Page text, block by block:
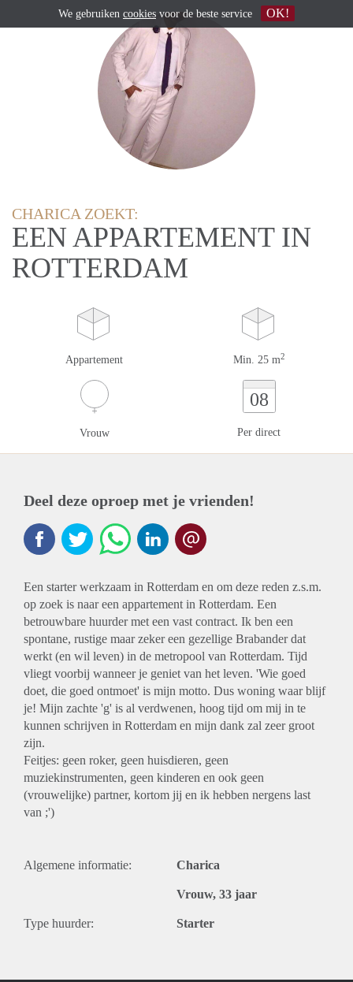
CHARICA ZOEKT:
EEN APPARTEMENT IN
ROTTERDAM
Appartement Min. 25 m2
Vrouw
08
Per direct
Deel deze oproep met je vrienden!
Een starter werkzaam in Rotterdam en om deze reden z.s.m.
op zoek is naar een appartement in Rotterdam. Een
betrouwbare huurder met een vast contract. Ik ben een
spontane, rustige maar zeker een gezellige Brabander dat
werkt (en wil leven) in de metropool van Rotterdam. Tijd
vliegt voorbij wanneer je geniet van het leven. 'Wie goed
doet, die goed ontmoet' is mijn motto. Dus woning waar blijf
je! Mijn zachte 'g' is al verdwenen, hoog tijd om mij in te
kunnen schrijven in Rotterdam en mijn dank zal zeer groot
zijn.
Feitjes: geen roker, geen huisdieren, geen
muziekinstrumenten, geen kinderen en ook geen
(vrouwelijke) partner, kortom jij en ik hebben nergens last
van ;')
Algemene informatie: Charica
Vrouw, 33 jaar
Type huurder: Starter
We gebruiken cookies voor de beste service OK!